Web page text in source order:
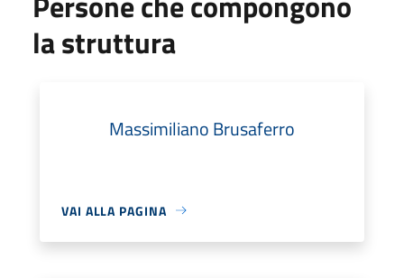
la struttura
Massimiliano Brusaferro
VAI ALLA PAGINA